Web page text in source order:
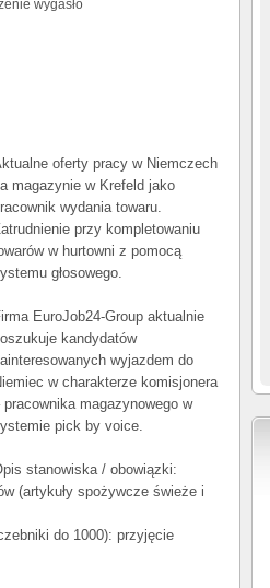
wygasło
oferty pracy w Niemczech
magazynie w Krefeld jako
wydania towaru.
przy kompletowaniu
w hurtowni z pomocą
głosowego.
EuroJob24-Group aktualnie
kandydatów
wyjazdem do
w charakterze komisjonera
pracownika magazynowego w
pick by voice.
stanowiska / obowiązki:
(artykuły spożywcze świeże i
do 1000): przyjęcie